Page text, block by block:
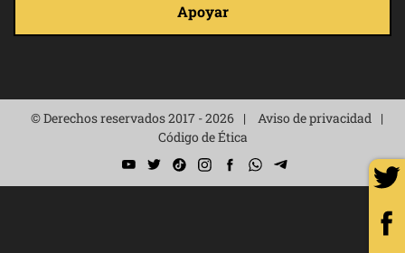
Apoyar
© Derechos reservados 2017 - 2026
Aviso de privacidad
Código de Ética